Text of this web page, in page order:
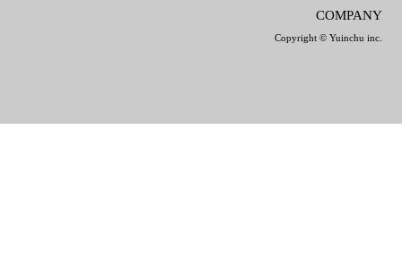
COMPANY
Copyright © Yuinchu inc.